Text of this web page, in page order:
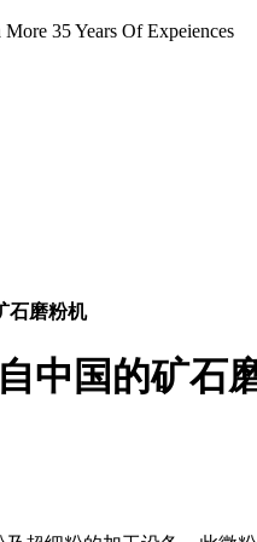
More 35 Years Of Expeiences
石磨粉机
中国的矿石